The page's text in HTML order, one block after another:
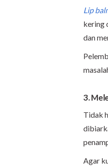
Lip
kering
dan
3.
Tidak
Agar